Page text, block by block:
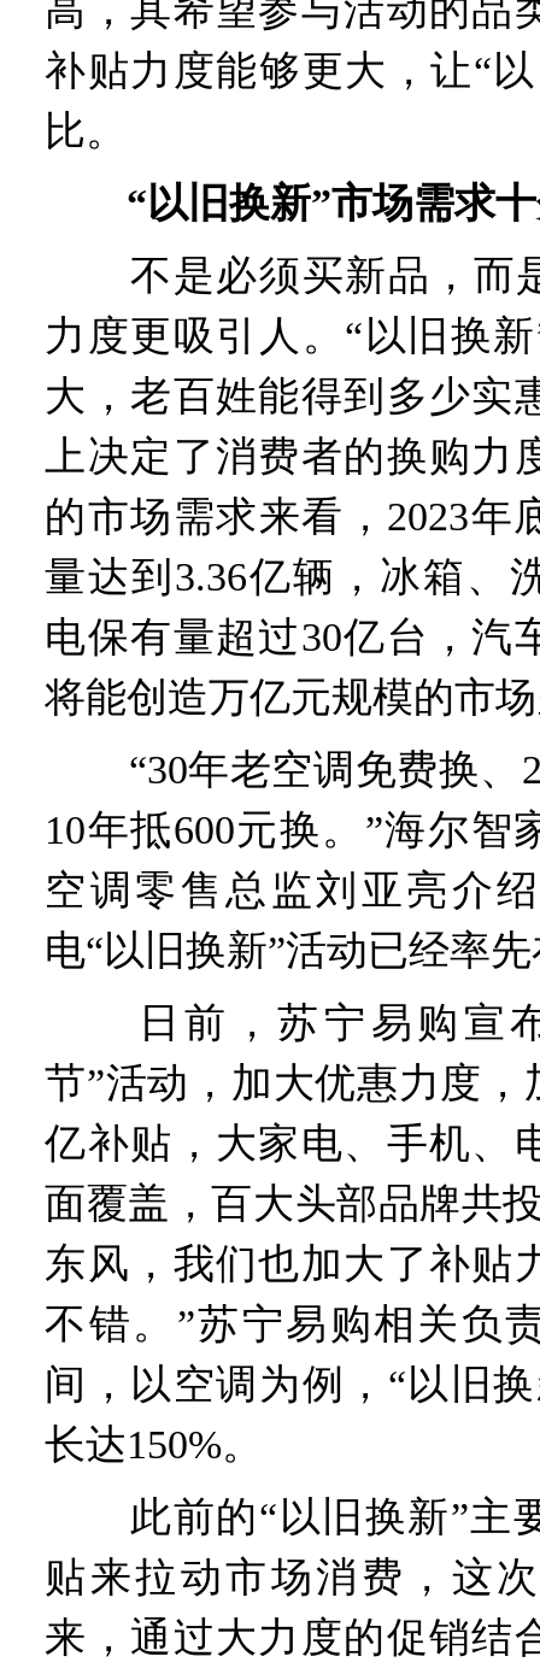
高，其希望参与活动的品
补贴力度能够更大，让“
比。
“以旧换新”市场需求
不是必须买新品，而
力度更吸引人。“以旧换
大，老百姓能得到多少实
上决定了消费者的换购力
的市场需求来看，2023年
量达到3.36亿辆，冰箱、
电保有量超过30亿台，汽
将能创造万亿元规模的市
“30年老空调免费换、
10年抵600元换。”海尔智
空调零售总监刘亚亮介
电“以旧换新”活动已经率
日前，苏宁易购宣布
节”活动，加大优惠力度，
亿补贴，大家电、手机、
面覆盖，百大头部品牌共
东风，我们也加大了补贴
不错。”苏宁易购相关负
间，以空调为例，“以旧
长达150%。
此前的“以旧换新”主
贴来拉动市场消费，这
来，通过大力度的促销结